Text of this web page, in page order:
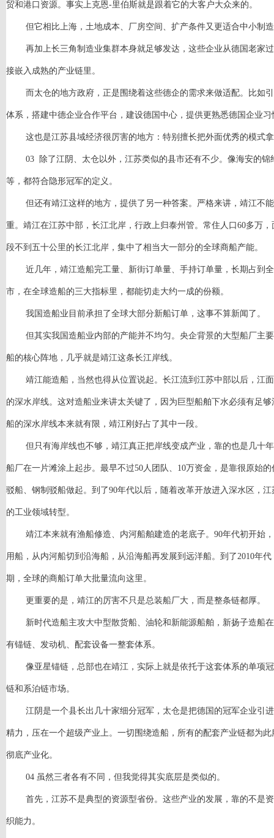
贸和港口资源。事实上克恩-里伯斯就是跟着它的大客户大众来的。
但它相比上海，土地成本、厂房空间、扩产条件又更适合中小制
再加上长三角制造业集群本身就足够发达，这些企业从德国老家
接嵌入成熟的产业链里。
而太仓的地方政府，正是围绕着这些德企的需求来做适配。比如
体系，搭建中德企业合作平台，建设德国中心，提供更熟悉德国企业习
这也是江苏县域经济很厉害的地方：特别擅长把外面优秀的模式
03 除了江阴、太仓以外，江苏类似的县市还有不少。像海安的
等，都符合隐形冠军的定义。
但还有靖江这样的地方，提供了另一种答案。严格来讲，靖江不
重。靖江在江苏中部，长江北岸，行政上归泰州管。常住人口 60多万
段不到五十公里的长江北岸，集中了相当大一部分的全球商船产能。
近几年，靖江造船完工量、新街订单量、手持订单量，长期占到
市，在全球造船的三大指标里，都能切走大约一成的份额。
我国造船业目前承担了全球大部分新船订单，这事不算新闻了。
但其实我国造船业内部的产能并不均匀。央企背景的大型船厂主
船的核心阵地，几乎就是靖江这条长江岸线。
靖江能造船，当然也得从位置说起。长江流到江苏中部以后，江
的深水岸线。这对造船业来讲太关键了，因为巨型船舶下水必须有足
船的深水岸线本来就有限，靖江刚好占了其中一段。
但只有海岸线也不够，靖江真正把岸线变成产业，靠的也是几十
船厂在一片滩涂上起步。最早不过50人团队、10万资金，是靠很原始
驳船、钢制驳船做起。到了90年代以后，随着改革开放进入深水区，
的工业领域转型。
靖江本来就有渔船修造、内河船舶建造的老底子。 90年代初开始
用船，从内河船切到沿海船，从沿海船再发展到远洋船。到了2010年
期，全球的商船订单大批量流向这里。
更重要的是，靖江的厉害不只是总装船厂大，而是整条链都厚。
新时代造船主攻大中型散货船、油轮和新能源船舶，新扬子造船
有锚链、发动机、配套设备一整套体系。
像亚星锚链，总部也在靖江，实际上就是依托于这套体系的单项
链和系泊链市场。
江阴是一个县长出几十家细分冠军，太仓是把德国的冠军企业引
精力，压在一个超级产业上。一切围绕造船，所有的配套产业链都为
彻底产业化。
04 虽然三者各有不同，但我觉得其实底层是类似的。
首先，江苏不是典型的资源型省份。这些产业的发展，靠的不是
织能力。